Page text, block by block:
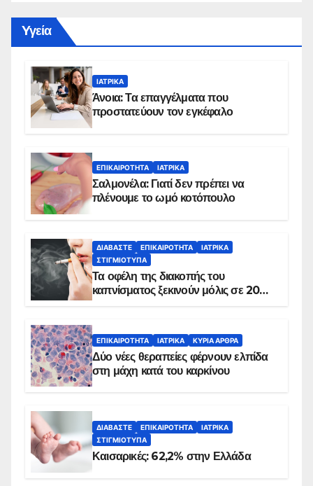
Yγεία
ΙΑΤΡΙΚΆ
Άνοια: Τα επαγγέλματα που
προστατεύουν τον εγκέφαλο
ΕΠΙΚΑΙΡΌΤΗΤΑ ΙΑΤΡΙΚΆ
Σαλμονέλα: Γιατί δεν πρέπει να
πλένουμε το ωμό κοτόπουλο
ΔΙΑΒΆΣΤΕ ΕΠΙΚΑΙΡΌΤΗΤΑ
ΙΑΤΡΙΚΆ
ΣΤΙΓΜΙΌΤΥΠΑ
Τα οφέλη της διακοπής του
καπνίσματος ξεκινούν μόλις σε 20
ΕΠΙΚΑΙΡΌΤΗΤΑ ΙΑΤΡΙΚΆ ΚΥΡΙΑ ΑΡΘΡΑ
Δύο νέες θεραπείες φέρνουν ελπίδα
στη μάχη κατά του καρκίνου
ΔΙΑΒΆΣΤΕ ΕΠΙΚΑΙΡΌΤΗΤΑ
ΙΑΤΡΙΚΆ
ΣΤΙΓΜΙΌΤΥΠΑ
Καισαρικές: 62,2% στην Ελλάδα